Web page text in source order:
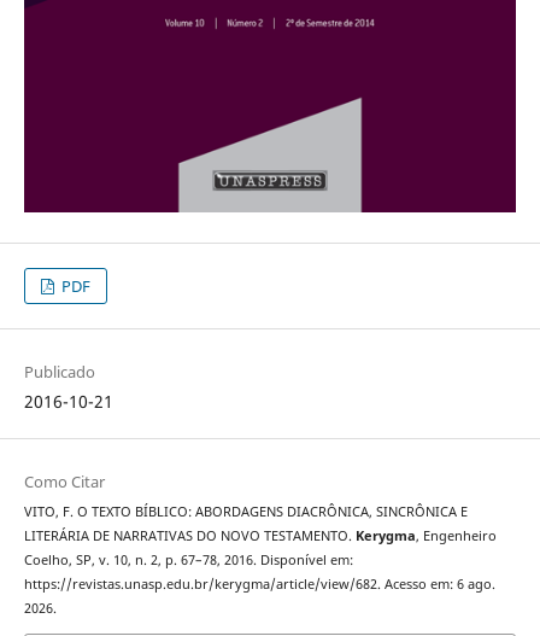
PDF
Publicado
2016-10-21
Como Citar
VITO, F. O TEXTO BÍBLICO: ABORDAGENS DIACRÔNICA, SINCRÔNICA E
LITERÁRIA DE NARRATIVAS DO NOVO TESTAMENTO. Kerygma, Engenheiro
Coelho, SP, v. 10, n. 2, p. 67–78, 2016. Disponível em:
https://revistas.unasp.edu.br/kerygma/article/view/682. Acesso em: 6 ago.
2026.